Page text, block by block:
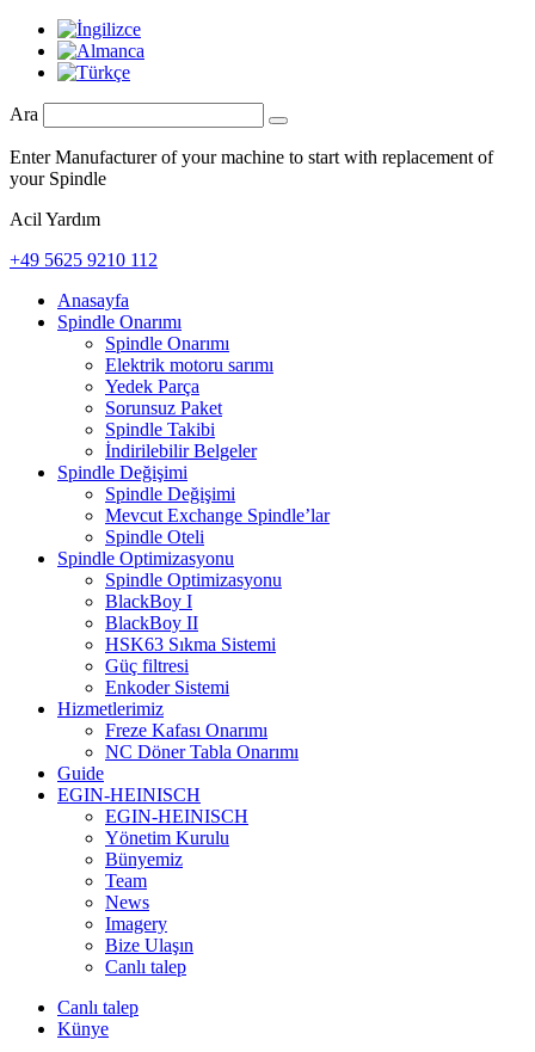
Ara
Enter Manufacturer of your machine to start with replacement of
your Spindle
Acil Yardım
+49 5625 9210 112
Anasayfa
Spindle Onarımı
Spindle Onarımı
Elektrik motoru sarımı
Yedek Parça
Sorunsuz Paket
Spindle Takibi
İndirilebilir Belgeler
Spindle Değişimi
Spindle Değişimi
Mevcut Exchange Spindle’lar
Spindle Oteli
Spindle Optimizasyonu
Spindle Optimizasyonu
BlackBoy I
BlackBoy II
HSK63 Sıkma Sistemi
Güç filtresi
Enkoder Sistemi
Hizmetlerimiz
Freze Kafası Onarımı
NC Döner Tabla Onarımı
Guide
EGIN-HEINISCH
EGIN-HEINISCH
Yönetim Kurulu
Bünyemiz
Team
News
Imagery
Bize Ulaşın
Canlı talep
Canlı talep
Künye